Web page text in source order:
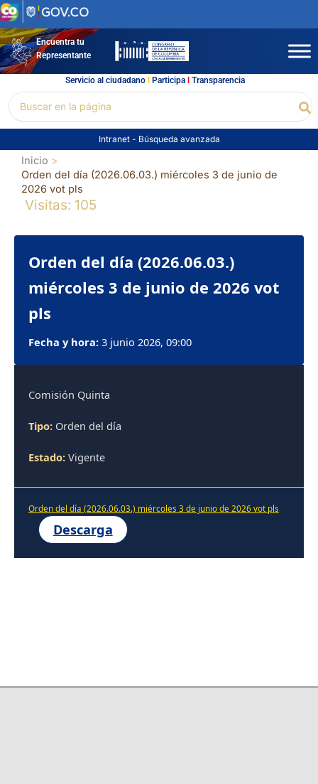
Ir
al
contenidoEncuentra tu
Representante
Servicio al ciudadano l Participal Transparencia
por:
Intranet - Búsqueda avanzada
Inicio
Orden del día (2026.06.03.) miércoles 3 de junio de
2026 vot pls
Visitas: 105
Orden del día (2026.06.03.)
miércoles 3 de junio de 2026 vot
pls
Fecha y hora: 3 junio 2026, 09:00
Comisión Quinta
Tipo: Orden del día
Estado: Vigente
Orden del día (2026.06.03.) miércoles 3 de junio de 2026 vot pls
Descarga